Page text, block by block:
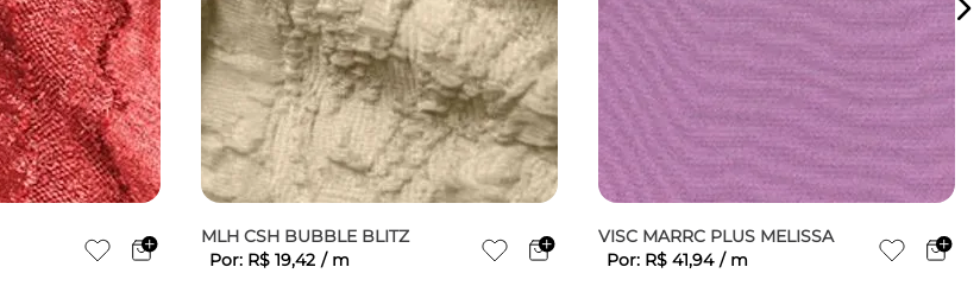
MLH CSH BUBBLE BLITZ
Por: R$ 19,42 / m
VISC MARRC PLUS MELISSA
Por: R$ 41,94 / m